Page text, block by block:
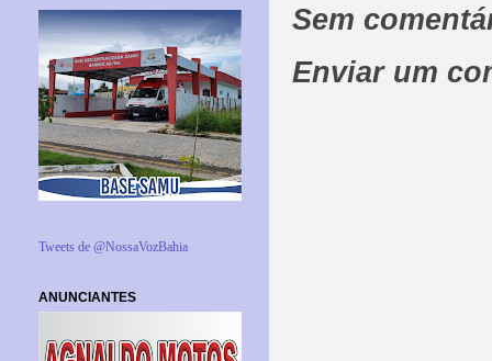
Sem
Enviar um
Tweets de @NossaVozBahia
ANUNCIANTES